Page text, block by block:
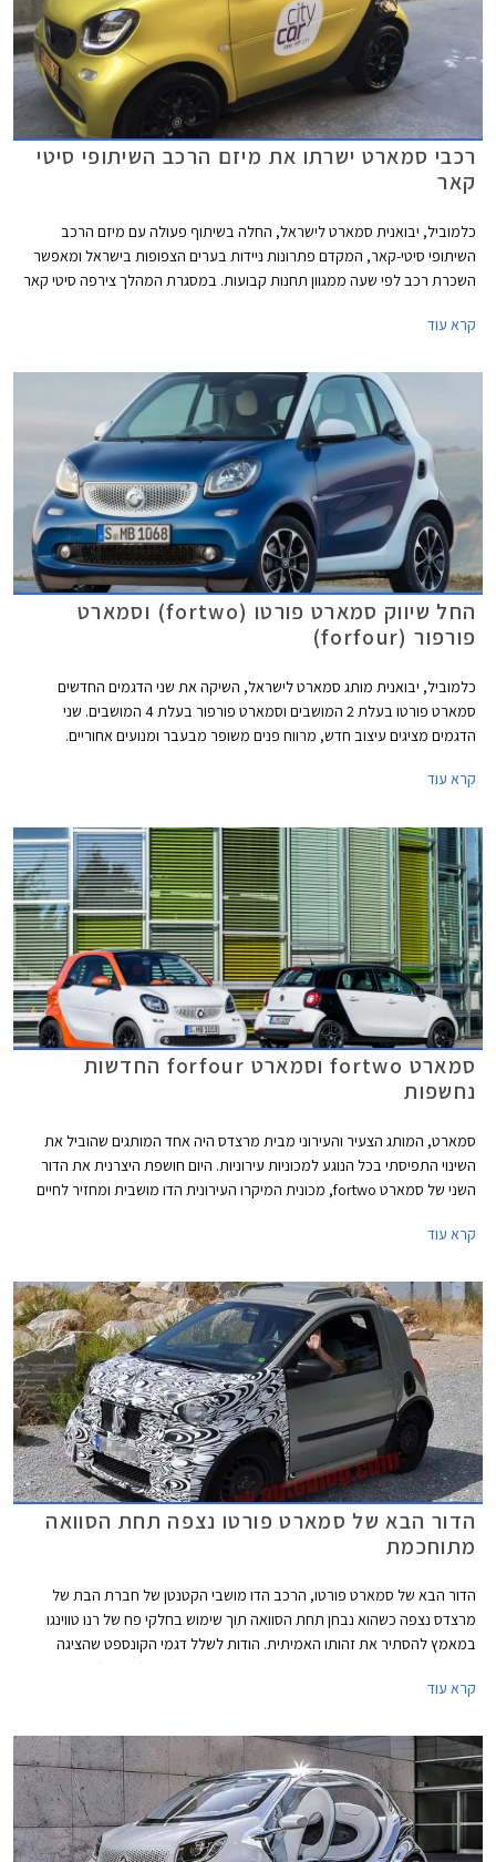
רכבי סמארט ישרתו את מיזם הרכב השיתופי סיטי
קאר
כלמוביל, יבואנית סמארט לישראל, החלה בשיתוף פעולה עם מיזם הרכב
השיתופי סיטי-קאר, המקדם פתרונות ניידות בערים הצפופות בישראל ומאפשר
השכרת רכב לפי שעה ממגוון תחנות קבועות. במסגרת המהלך צירפה סיטי קאר
פליטת מזהמים נמוכה, וכושר תמרון מעולה בתנועה העירונית. מיזמי הרכב
לנוע בקלילות ובנוחות במרכזי הערים.
קרא עוד
החל שיווק סמארט פורטו (fortwo) וסמארט
פורפור (forfour)
כלמוביל, יבואנית מותג סמארט לישראל, השיקה את שני הדגמים החדשים
סמארט פורטו בעלת 2 המושבים וסמארט פורפור בעלת 4 המושבים. שני
הדגמים מציגים עיצוב חדש, מרווח פנים משופר מבעבר ומנועים אחוריים.
וחזית פחוסה. קווי המרכב פחות עגולים מהדור הקודם אך הפרופורציות הכלליות
של הריפודים והפלסטיקה בתא הנוסעים.
קרא עוד
סמארט fortwo וסמארט forfour החדשות
נחשפות
סמארט, המותג הצעיר והעירוני מבית מרצדס היה אחד המותגים שהוביל את
השינוי התפיסתי בכל הנוגע למכוניות עירוניות. היום חושפת היצרנית את הדור
השני של סמארט fortwo, מכונית המיקרו העירונית הדו מושבית ומחזיר לחיים
במקום מכונית הסופר מיני בדדגם בקודם.
קרא עוד
הדור הבא של סמארט פורטו נצפה תחת הסוואה
מתוחכמת
הדור הבא של סמארט פורטו, הרכב הדו מושבי הקטנטן של חברת הבת של
מרצדס נצפה כשהוא נבחן תחת הסוואה תוך שימוש בחלקי פח של רנו טווינגו
במאמץ להסתיר את זהותו האמיתית. הודות לשלל דגמי הקונספט שהציגה
פורסטארס (ForStars) ניתן להבחין כי למרות ההסוואה לא מדובר ברנו טווינגו.
קרא עוד